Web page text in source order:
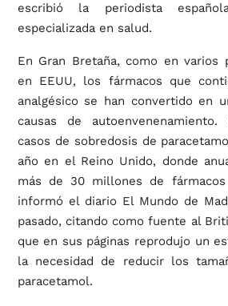
escribió la periodista
especializada en salud.
En Gran Bretaña, como en varios
en EEUU, los fármacos que
analgésico se han convertido en
causas de
casos de sobredosis de
año en el Reino Unido, donde
más de 30 millones de
informó el diario El Mundo de
pasado, citando como fuente al
que en sus páginas reprodujo un
la necesidad de reducir los
paracetamol.